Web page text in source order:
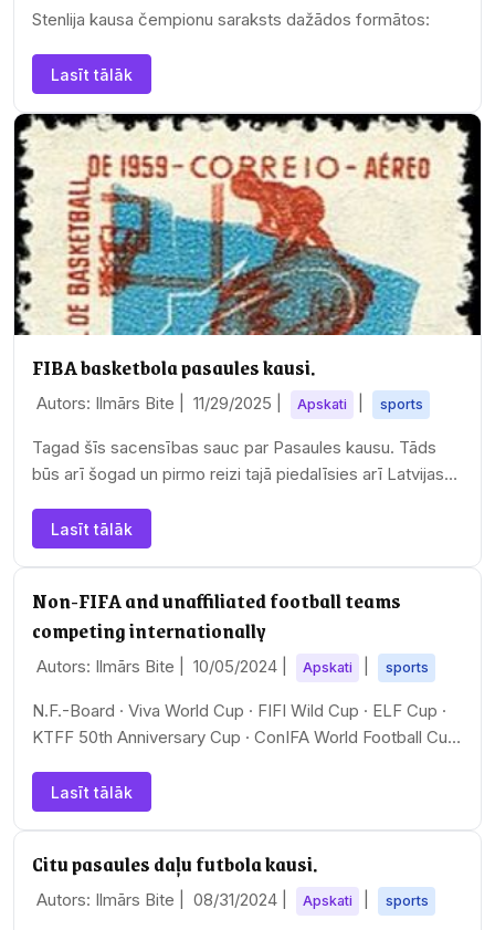
Stenlija kausa čempionu saraksts dažādos formātos:
Lasīt tālāk
FIBA basketbola pasaules kausi.
Autors: Ilmārs Bite | 11/29/2025 Apskati sports
Tagad šīs sacensības sauc par Pasaules kausu. Tāds
būs arī šogad un pirmo reizi tajā piedalīsies arī Latvijas
Lasīt tālāk
Non-FIFA and unaffiliated football teams
competing internationally
Autors: Ilmārs Bite | 10/05/2024 Apskati sports
N.F.-Board · Viva World Cup · FIFI Wild Cup · ELF Cup ·
KTFF 50th Anniversary Cup · ConIFA World Football Cup
Lasīt tālāk
Citu pasaules daļu futbola kausi.
Autors: Ilmārs Bite | 08/31/2024 Apskati sports